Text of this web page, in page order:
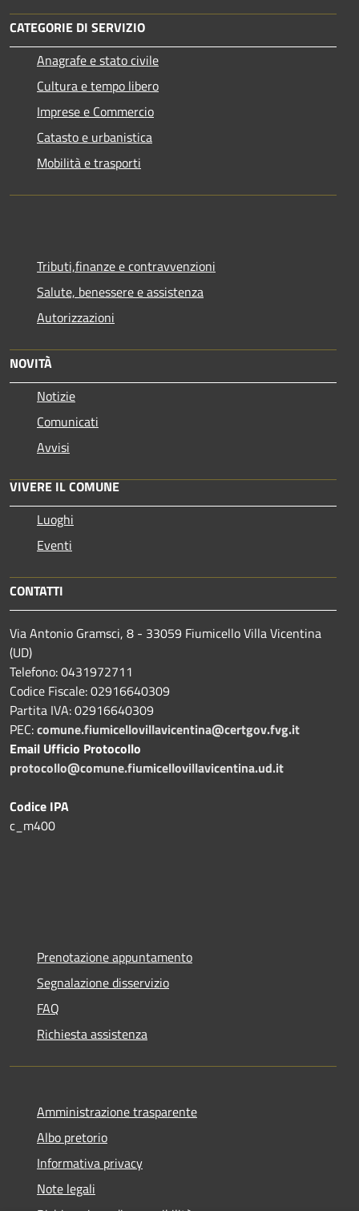
CATEGORIE DI SERVIZIO
Anagrafe e stato civile
Cultura e tempo libero
Imprese e Commercio
Catasto e urbanistica
Mobilità e trasporti
Tributi,finanze e contravvenzioni
Salute, benessere e assistenza
Autorizzazioni
NOVITÀ
Notizie
Comunicati
Avvisi
VIVERE IL COMUNE
Luoghi
Eventi
CONTATTI
Via Antonio Gramsci, 8 - 33059 Fiumicello Villa Vicentina
(UD)
Telefono: 0431972711
Codice Fiscale: 02916640309
Partita IVA: 02916640309
PEC:comune.fiumicellovillavicentina@certgov.fvg.it
Email Ufficio Protocollo
protocollo@comune.fiumicellovillavicentina.ud.it
Codice IPA
c_m400
Prenotazione appuntamento
Segnalazione disservizio
FAQ
Richiesta assistenza
Amministrazione trasparente
Albo pretorio
Informativa privacy
Note legali